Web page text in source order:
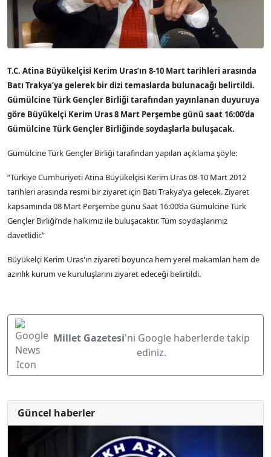
T.C. Atina Büyükelçisi Kerim Uras’ın 8-10 Mart tarihleri arasında
Batı Trakya’ya gelerek bir dizi temaslarda bulunacağı belirtildi.
Gümülcine Türk Gençler Birliği tarafından yayınlanan duyuruya
göre Büyükelçi Kerim Uras 8 Mart Perşembe günü saat 16:00’da
Gümülcine Türk Gençler Birliğinde soydaşlarla buluşacak.
Gümülcine Türk Gençler Birliği tarafından yapılan açıklama şöyle:
“Türkiye Cumhuriyeti Atina Büyükelçisi Kerim Uras 08-10 Mart 2012
tarihleri arasında resmi bir ziyaret için Batı Trakya’ya gelecek. Ziyaret
kapsamında 08 Mart Perşembe günü Saat 16:00’da Gümülcine Türk
Gençler Birliği’nde halkımız ile buluşacaktır. Tüm soydaşlarımız
davetlidir.”
Büyükelçi Kerim Uras'ın ziyareti boyunca hem yerel makamları hem de
azınlık kurum ve kuruluşlarını ziyaret edeceği belirtildi.
Millet Gazetesi'ni Google haberlerde takip
ediniz.
Güncel haberler